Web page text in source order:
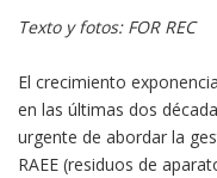
Texto y fotos: FOR REC
El crecimiento
en las últimas dos
urgente de abordar la
RAEE (residuos de